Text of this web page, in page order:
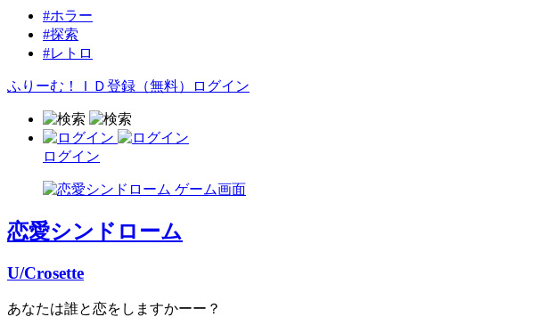
#ホラー
#探索
#レトロ
ふりーむ！ＩＤ登録（無料） ログイン
ログイン
恋愛シンドローム
U/Crosette
あなたは誰と恋をしますかーー？